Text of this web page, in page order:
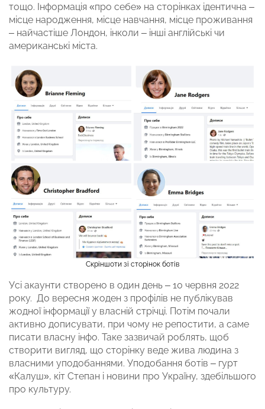
тощо. Інформація «про себе» на сторінках ідентична –
місце народження, місце навчання, місце проживання
– найчастіше Лондон, інколи – інші англійські чи
американські міста.
Скріншоти зі сторінок ботів
Усі акаунти створено в один день – 10 червня 2022
року. До вересня жоден з профілів не публікував
жодної інформації у власній стрічці. Потім почали
активно дописувати, при чому не репостити, а саме
писати власну інфо. Таке зазвичай роблять, щоб
створити вигляд, що сторінку веде жива людина з
власними уподобаннями. Уподобання ботів – гурт
«Калуш», кіт Степан і новини про Україну, здебільшого
про культуру.